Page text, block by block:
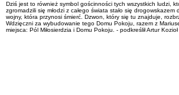
Dziś jest to również symbol gościnności tych wszystkich ludzi,
zgromadzili się młodzi z całego świata stało się
wojny, która przynosi śmierć. Dzwon, który się tu znajduje,
Wdzięczni za wybudowanie tego Domu Pokoju, razem z
miejsca: Pól Miłosierdzia i Domu Pokoju. - podkreślił Artur